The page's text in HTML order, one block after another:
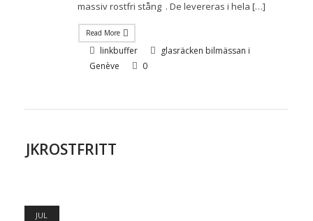
massiv rostfri stång . De levereras i hela […]
Read More
linkbuffer
glasräcken bilmässan i
Genève
0
JKROSTFRITT
JUL